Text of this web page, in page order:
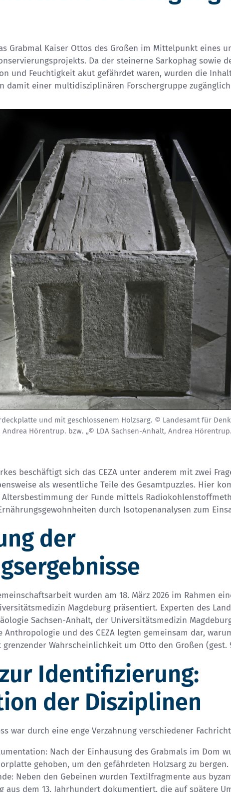
Grabmal Kaiser Ottos des Großen im Mittelpunkt eines
Da der steinerne Sarkophag sowie
und Feuchtigkeit akut gefährdet waren, wurden die
damit einer multidisziplinären Forschergruppe
und mit geschlossenem Holzsarg. © Landesamt für
Andrea Hörentrup. bzw. „© LDA Sachsen-Anhalt, Andrea
beschäftigt sich das CEZA unter anderem mit zwei
als wesentliche Teile des Gesamtpuzzles. Hier
der Funde mittels
durch Isotopenanalysen zum
der
wurden am 18. März 2026 im Rahmen
Magdeburg präsentiert. Experten des
Sachsen-Anhalt, der Universitätsmedizin
und des CEZA legten gemeinsam dar,
Wahrscheinlichkeit um Otto den Großen (gest.
Identifizierung:
der Disziplinen
war durch eine enge Verzahnung verschiedener
Nach der Einhausung des Grabmals im Dom
gehoben, um den gefährdeten Holzsarg zu bergen.
Neben den Gebeinen wurden Textilfragmente aus
aus dem 13. Jahrhundert dokumentiert, die auf spätere